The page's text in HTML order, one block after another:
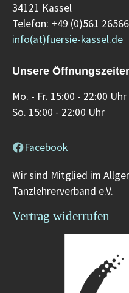
34121 Kassel
Telefon: +49 (0)561 26566
info(at)fuersie-kassel.de
Unsere
Mo. - Fr. 15:00 - 22:00 Uhr
So. 15:00 - 22:00 Uhr
Facebook
Wir sind Mitglied im
Tanzlehrerverband e.V.
Vertrag widerrufen